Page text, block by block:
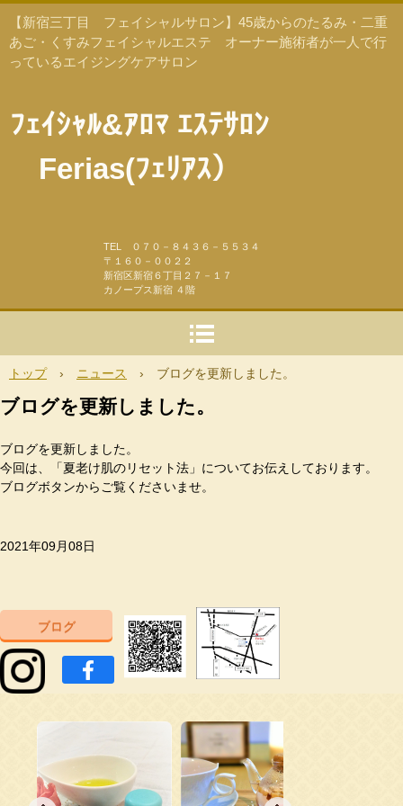
ﾌｪｲｼｬﾙ&ｱﾛﾏ ｴｽﾃｻﾛﾝ
Ferias(ﾌｪﾘｱｽ）
【新宿三丁目 フェイシャルサロン】45歳からのたるみ・二重
あご・くすみフェイシャルエステ オーナー施術者が一人で行
っているエイジングケアサロン
TEL ０７０－８４３６－５５３４
〒１６０－００２２
新宿区新宿６丁目２７－１７
カノープス新宿 ４階
トップ › ニュース › ブログを更新しました。
ブログを更新しました。
ブログを更新しました。
今回は、「夏老け肌のリセット法」についてお伝えしております。
ブログボタンからご覧くださいませ。
2021年09月08日
ブログ